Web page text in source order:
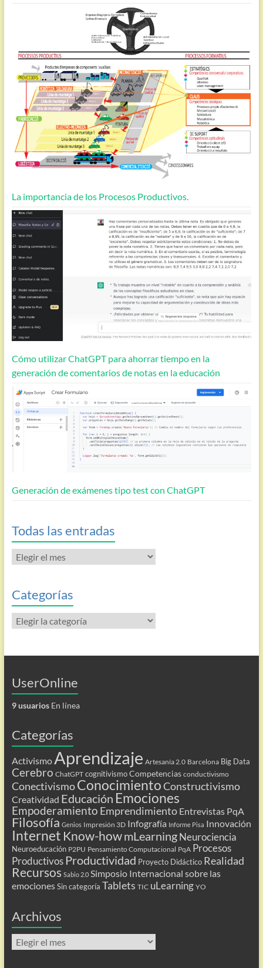
La importancia de los Procesos Productivos.
Cómo utilizar ChatGPT para ahorrar tiempo en la
generación de comentarios de notas en la educación
Generación de exámenes tipo test con ChatGPT
Todas las entradas
Todas
las
Categorías
Categorías
UserOnline
9 usuariosEn línea
Categorías
Activismo Aprendizaje Artesanía 2.0 Barcelona Big Data
Cerebro ChatGPT cognitivismo Competencias conductivismo
ConectivismoConocimientoConstructivismo
Creatividad Educación Emociones
Empoderamiento Emprendimiento Entrevistas PqA
Filosofía Genios Impresión 3D Infografía Informe Pisa Innovación
Internet Know-howmLearning Neurociencia
Neuroeducación P2PU Pensamiento Computacional PqA Procesos
Productivos Productividad Proyecto Didáctico Realidad
Recursos Sabio 2.0 Simposio Internacional sobre las
emociones Sin categoría Tablets TIC uLearning YO
Archivos
Archivos